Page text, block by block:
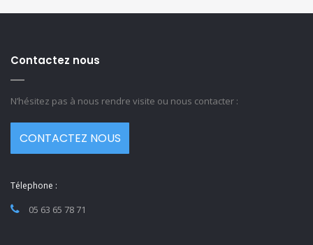
Contactez nous
N’hésitez pas à nous rendre visite ou nous contacter :
CONTACTEZ NOUS
Télephone :
05 63 65 78 71